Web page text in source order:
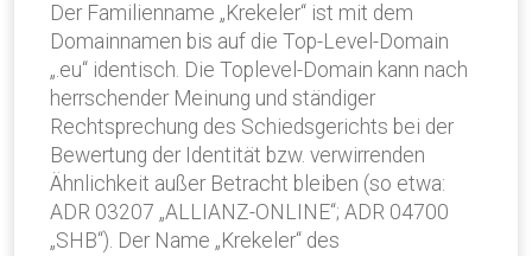
Der Familienname „Krekeler“ ist mit dem
Domainnamen bis auf die Top-Level-Domain
„.eu“ identisch. Die Toplevel-Domain kann nach
herrschender Meinung und ständiger
Rechtsprechung des Schiedsgerichts bei der
Bewertung der Identität bzw. verwirrenden
Ähnlichkeit außer Betracht bleiben (so etwa:
ADR 03207 „ALLIANZ-ONLINE“; ADR 04700
„SHB“). Der Name „Krekeler“ des